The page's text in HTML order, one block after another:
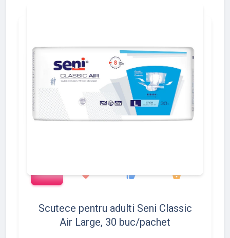
favorite thumb_up shopping_basket
Scutece pentru adulti Seni Classic
Air Large, 30 buc/pachet